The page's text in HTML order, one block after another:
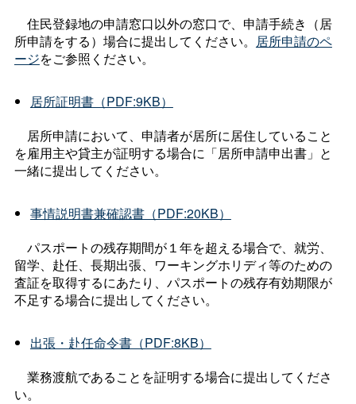
住民登録地の申請窓口以外の窓口で、申請手続き（居
所申請をする）場合に提出してください。 居所申請のペ
ージをご参照ください。
居所証明書（PDF:9KB）
居所申請において、申請者が居所に居住していること
を雇用主や貸主が証明する場合に「居所申請申出書」と
一緒に提出してください。
事情説明書兼確認書（PDF:20KB）
パスポートの残存期間が１年を超える場合で、就労、
留学、赴任、長期出張、ワーキングホリディ等のための
査証を取得するにあたり、パスポートの残存有効期限が
不足する場合に提出してください。
出張・赴任命令書（PDF:8KB）
業務渡航であることを証明する場合に提出してくださ
い。